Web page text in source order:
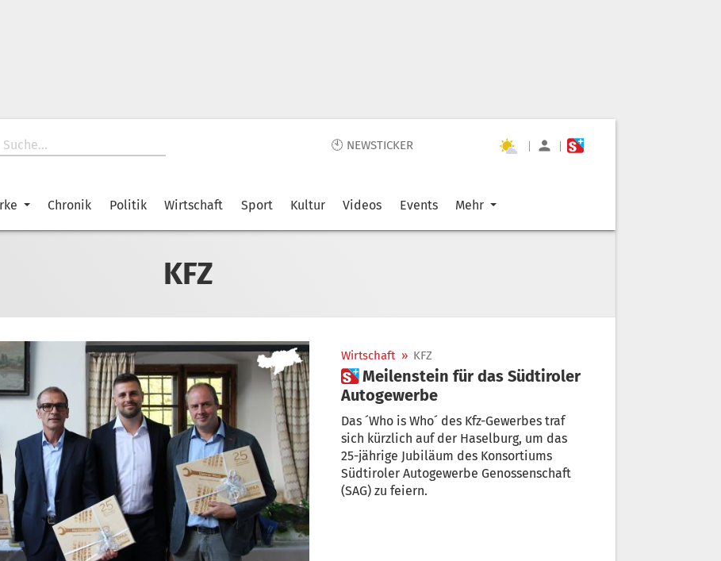
🕙 NEWSTICKER | |
Chronik Politik Wirtschaft Sport Kultur Videos Events Mehr
KFZ
Wirtschaft » KFZ
 Meilenstein für das Südtiroler
Autogewerbe
Das ´Who is Who´ des Kfz-Gewerbes traf
sich kürzlich auf der Haselburg, um das
25-jährige Jubiläum des Konsortiums
Südtiroler Autogewerbe Genossenschaft
(SAG) zu feiern.